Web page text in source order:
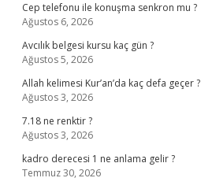
Cep telefonu ile konuşma senkron mu ?
Ağustos 6, 2026
Avcılık belgesi kursu kaç gün ?
Ağustos 5, 2026
Allah kelimesi Kur’an’da kaç defa geçer ?
Ağustos 3, 2026
7.18 ne renktir ?
Ağustos 3, 2026
kadro derecesi 1 ne anlama gelir ?
Temmuz 30, 2026